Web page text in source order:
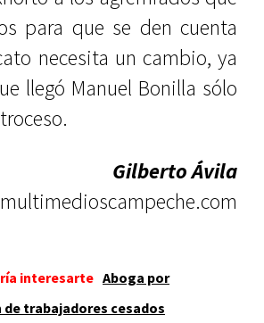
para que se den cuenta
necesita un cambio, ya
llegó Manuel Bonilla sólo
Gilberto Ávila
interesarte Aboga por
trabajadores cesados